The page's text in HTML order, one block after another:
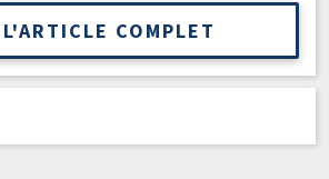
COMPLET